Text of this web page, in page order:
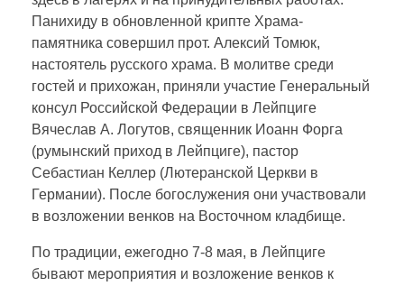
Панихиду в обновленной крипте Храма-
памятника совершил прот. Алексий Томюк,
настоятель русского храма. В молитве среди
гостей и прихожан, приняли участие Генеральный
консул Российской Федерации в Лейпциге
Вячеслав А. Логутов, священник Иоанн Форга
(румынский приход в Лейпциге), пастор
Себастиан Келлер (Лютеранской Церкви в
Германии). После богослужения они участвовали
в возложении венков на Восточном кладбище.
По традиции, ежегодно 7-8 мая, в Лейпциге
бывают мероприятия и возложение венков к